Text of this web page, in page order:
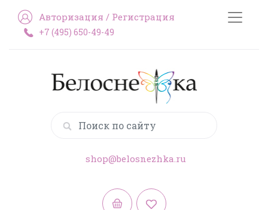
Авторизация / Регистрация
+7 (495) 650-49-49
shop@belosnezhka.ru